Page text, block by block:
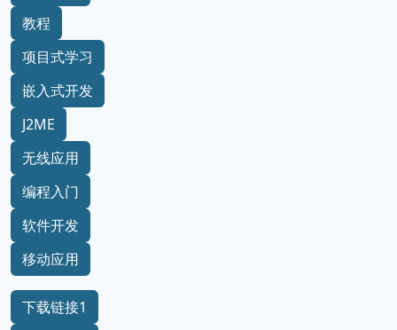
教程
项目式学习
嵌入式开发
J2ME
无线应用
编程入门
软件开发
移动应用
下载链接1